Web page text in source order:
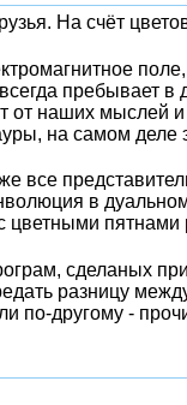
На счёт
пребывает
от наших мыслей
на самом деле
все
в
цветными
сделаных
разницу
по-другому -